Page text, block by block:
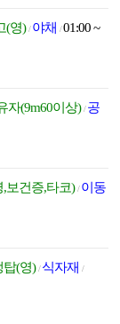
(영)/ 야채/01:00 ~
자(9m60이상)/ 공
,보건증,타코)/ 이동
탑(영)/ 식자재/